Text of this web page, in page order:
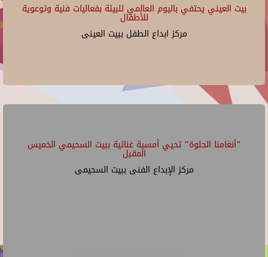
بيت العيني يحتفي باليوم العالمي للبيئة بفعاليات فنية وتوعوية
للأطفال
مركز ابداع الطفل ببيت العينى
"أنغامنا الحلوة" تحيي أمسية غنائية ببيت السحيمي الخميس
المقبل
مركز الإبداع الفنى ببيت السحيمى